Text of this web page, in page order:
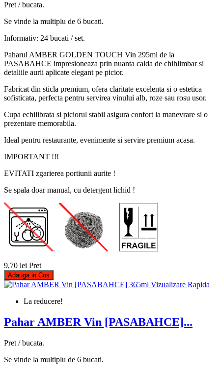
Pret / bucata.
Se vinde la multiplu de 6 bucati.
Informativ: 24 bucati / set.
Paharul AMBER GOLDEN TOUCH Vin 295ml de la
PASABAHCE impresioneaza prin nuanta calda de chihlimbar si
detaliile aurii aplicate elegant pe picior.
Fabricat din sticla premium, ofera claritate excelenta si o estetica
sofisticata, perfecta pentru servirea vinului alb, roze sau rosu usor.
Cupa echilibrata si piciorul stabil asigura confort la manevrare si o
prezentare memorabila.
Ideal pentru restaurante, evenimente si servire premium acasa.
IMPORTANT !!!
EVITATI zgarierea portiunii aurite !
Se spala doar manual, cu detergent lichid !
.
9,70 lei Pret
Adauga in Cos
Vizualizare Rapida
La reducere!
Pahar AMBER Vin [PASABAHCE]...
Pret / bucata.
Se vinde la multiplu de 6 bucati.